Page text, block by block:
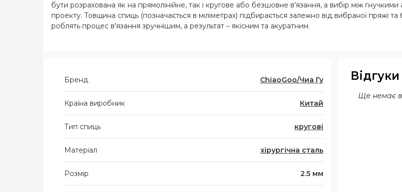
бути розрахована як на прямолінійне, так і кругове або безшовне в'язання, а вибір між
проекту. Товщина спиць (позначається в міліметрах) підбирається залежно від вибраної пряжі та
роблять процес в'язання зручнішим, а результат – якісним та акуратним.
Бренд ChiaoGoo/Чиа Гу
Країна виробник Китай
Тип спиць кругові
Матеріал хірургічна сталь
Розмір 2.5 мм
Відгуки
Ще немає